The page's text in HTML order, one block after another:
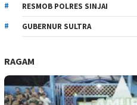
RESMOB POLRES SINJAI
GUBERNUR SULTRA
RAGAM